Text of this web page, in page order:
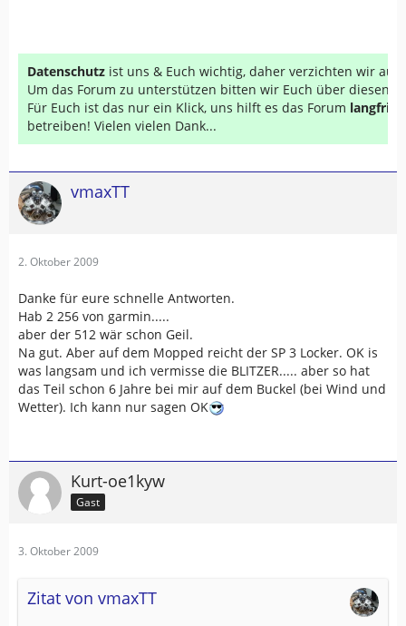
Datenschutz ist uns & Euch wichtig, daher verzichten wir auf
Um das Forum zu unterstützen bitten wir Euch über diesen
Für Euch ist das nur ein Klick, uns hilft es das Forum
betreiben! Vielen vielen Dank...
vmaxTT
2. Oktober 2009
Danke für eure schnelle Antworten.
Hab 2 256 von garmin.....
aber der 512 wär schon Geil.
Na gut. Aber auf dem Mopped reicht der SP 3 Locker. OK is
was langsam und ich vermisse die BLITZER..... aber so hat
das Teil schon 6 Jahre bei mir auf dem Buckel (bei Wind und
Wetter). Ich kann nur sagen OK
Kurt-oe1kyw
Gast
3. Oktober 2009
Zitat von vmaxTT